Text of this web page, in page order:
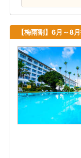
【梅雨割】6月～8